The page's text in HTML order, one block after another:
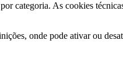
categoria. As cookies
onde pode ativar ou